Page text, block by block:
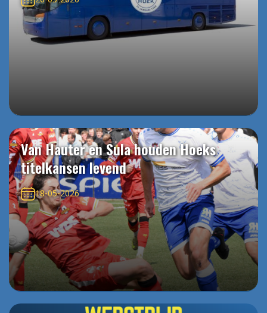
Van Hauter en Sula houden Hoeks
titelkansen levend
18-05-2026